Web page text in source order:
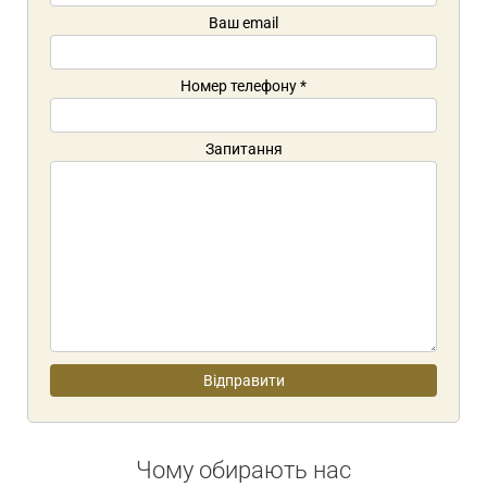
Ваш email
Номер телефону*
Запитання
Чому обирають нас